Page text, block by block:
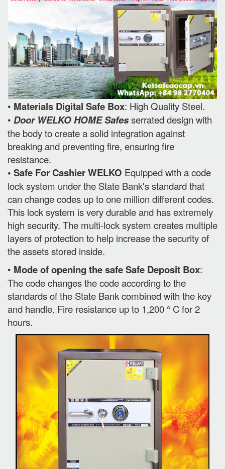
• Materials Digital Safe Box: High Quality Steel.
• Door WELKO HOME Safesserrated design with
the body to create a solid integration against
breaking and preventing fire, ensuring fire
resistance.
• Safe For Cashier WELKO Equipped with a code
lock system under the State Bank's standard that
can change codes up to one million different codes.
This lock system is very durable and has extremely
high security. The multi-lock system creates multiple
layers of protection to help increase the security of
the assets stored inside.
• Mode of opening the safe Safe Deposit Box:
The code changes the code according to the
standards of the State Bank combined with the key
and handle. Fire resistance up to 1,200 ° C for 2
hours.